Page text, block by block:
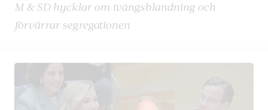
M & SD hycklar om tvångsblandning och
förvärrar segregationen